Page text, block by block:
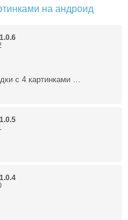
на андроид
1.0.6
с 4 картинками …
1.0.5
1.0.4